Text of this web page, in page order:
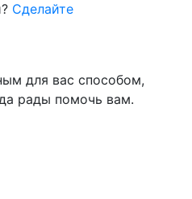
Сделайте
для вас способом,
рады помочь вам.